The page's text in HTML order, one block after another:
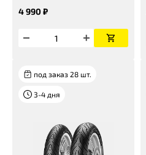
4 990 ₽
под заказ 28 шт.
3-4 дня